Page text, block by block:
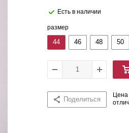
Есть в наличии
размер
44 46 48 50
Поделиться
Цена